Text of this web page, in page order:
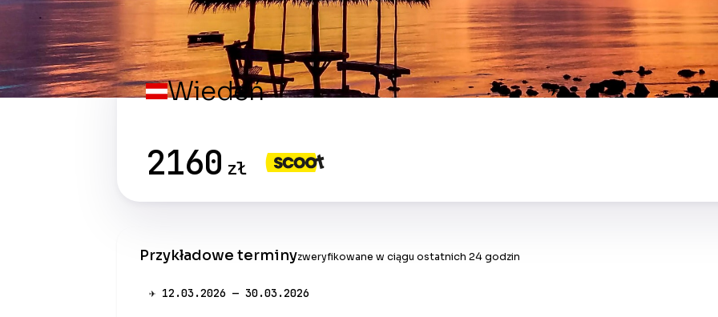
Wiedeń ✈
2160 zł
Przykładowe terminyzweryfikowane w ciągu ostatnich 24 godzin
✈ 12.03.2026 — 30.03.2026